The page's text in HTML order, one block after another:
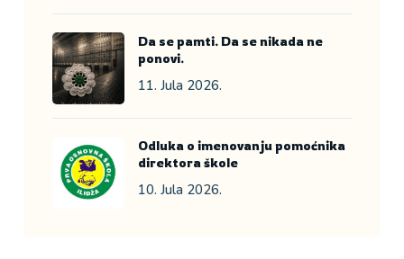
Da se pamti. Da se nikada ne
ponovi.
11. Jula 2026.
Odluka o imenovanju pomoćnika
direktora škole
10. Jula 2026.